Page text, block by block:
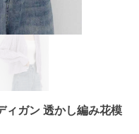
ィガン 透かし編み花模